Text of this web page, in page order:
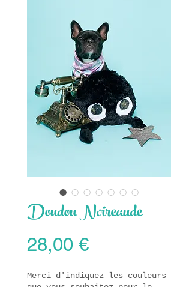
Doudou Noireaude
28,00 €Prix
Merci d'indiquez les couleurs